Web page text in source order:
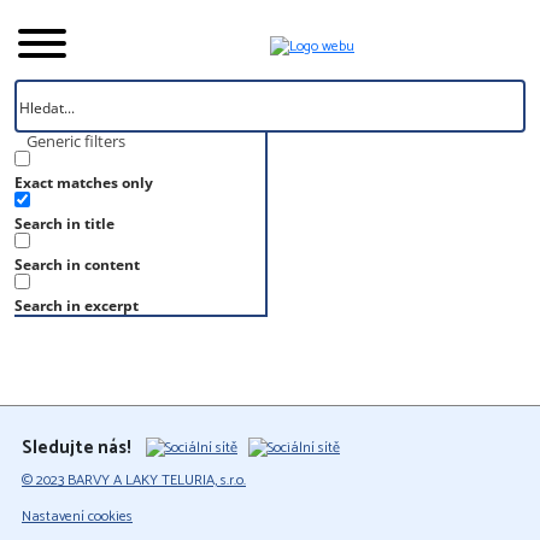
Generic filters
Exact matches only
Search in title
Search in content
Search in excerpt
Úvod
Vzorník
RAL 220 20 15
RAL 220 20 15
Sledujte nás!
© 2023 BARVY A LAKY TELURIA, s.r.o.
Nastavení cookies